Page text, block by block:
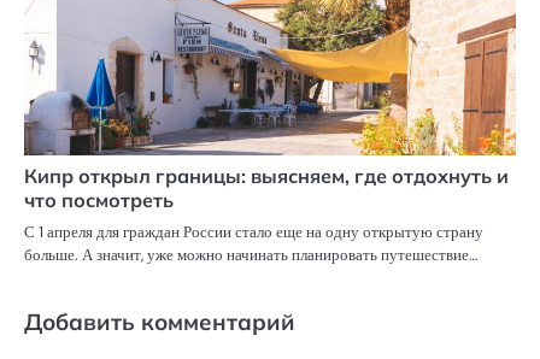
Кипр открыл границы: выясняем, где отдохнуть и
что посмотреть
С 1 апреля для граждан России стало еще на одну открытую страну
больше. А значит, уже можно начинать планировать путешествие…
Добавить комментарий